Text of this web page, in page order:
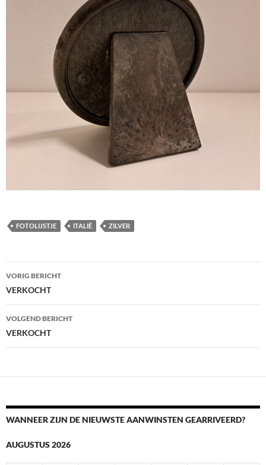
FOTOLIJSTJE ITALIË ZILVER
Berichtnavigatie
VORIG BERICHT
VERKOCHT
VOLGEND BERICHT
VERKOCHT
WANNEER ZIJN DE NIEUWSTE AANWINSTEN GEARRIVEERD?
AUGUSTUS 2026